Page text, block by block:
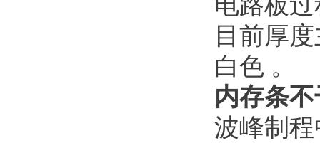
目前厚
白色 。
内存条
波峰制